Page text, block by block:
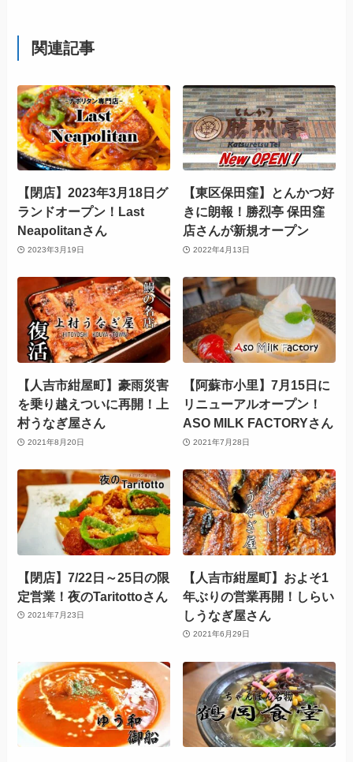
関連記事
【閉店】2023年3月18日グ
ランドオープン！Last
Neapolitanさん
2023年3月19日
【東区保田窪】とんかつ好
きに朗報！勝烈亭 保田窪
店さんが新規オープン
2022年4月13日
【人吉市紺屋町】豪雨災害
を乗り越えついに再開！上
村うなぎ屋さん
2021年8月20日
【阿蘇市小里】7月15日に
リニューアルオープン！
ASO MILK FACTORYさん
2021年7月28日
【閉店】7/22日～25日の限
定営業！⁡夜のTaritottoさん
2021年7月23日
【人吉市紺屋町】およそ1
年ぶりの営業再開！しらい
しうなぎ屋さん
2021年6月29日